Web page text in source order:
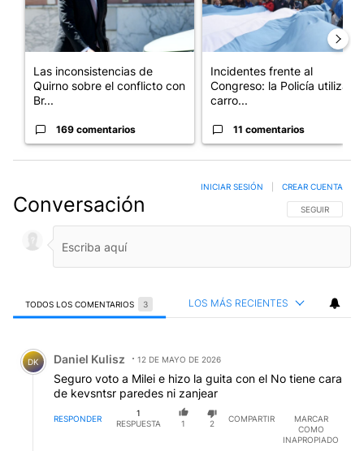
Las inconsistencias de
Quirno sobre el conflicto con
Br...
169 comentarios
Incidentes frente al
Congreso: la Policía utiliza
carro...
11 comentarios
Conversación SIGA ESTA
SEGUIR
INICIAR SESIÓN CREAR CUENTA
TODOS LOS COMENTARIOS 3 LOS MÁS RECIENTES
Comentario de Daniel Kulisz.
DK Daniel Kulisz 12 DE MAYO DE 2026
Seguro voto a Milei e hizo la guita con el No tiene cara
de kevsntsr paredes ni zanjear
RESPONDER
1
RESPUESTA
1 2
COMPARTIR
MARCAR
COMO
INAPROPIADO